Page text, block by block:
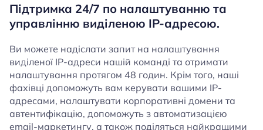
Підтримка 24/7 по налаштуванню та
управлінню виділеною IP-адресою.
Ви можете надіслати запит на налаштування
виділеної IP-адреси нашій команді та отримати
налаштування протягом 48 годин. Крім того, наші
фахівці допоможуть вам керувати вашими IP-
адресами, налаштувати корпоративні домени та
автентифікацію, допоможуть з автоматизацією
email-маркетингу, а також поділяться найкращими